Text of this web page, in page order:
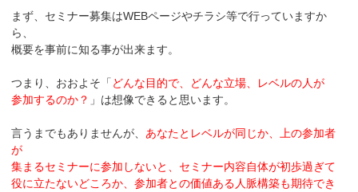
まず、セミナー募集はWEBページやチラシ等で行っていますか
ら、
概要を事前に知る事が出来ます。
つまり、おおよそ「 どんな目的で、どんな立場、レベルの人が
参加するのか？ 」は想像できると思います。
言うまでもありませんが、 あなたとレベルが同じか、上の参加者
が
集まるセミナーに参加しないと、セミナー内容自体が初歩過ぎて
役に立たないどころか、参加者との価値ある人脈構築も期待でき